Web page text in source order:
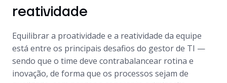
reatividade
Equilibrar a proatividade e a reatividade da equipe
está entre os principais desafios do gestor de TI —
sendo que o time deve contrabalancear rotina e
inovação, de forma que os processos sejam de